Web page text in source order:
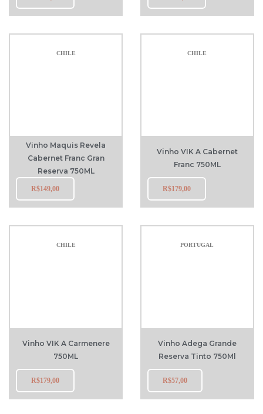
CHILE
Vinho Maquis Revela
Cabernet Franc Gran
Reserva 750ML
R$149,00
CHILE
Vinho VIK A Cabernet
Franc 750ML
R$179,00
CHILE
Vinho VIK A Carmenere
750ML
R$179,00
PORTUGAL
Vinho Adega Grande
Reserva Tinto 750Ml
R$57,00